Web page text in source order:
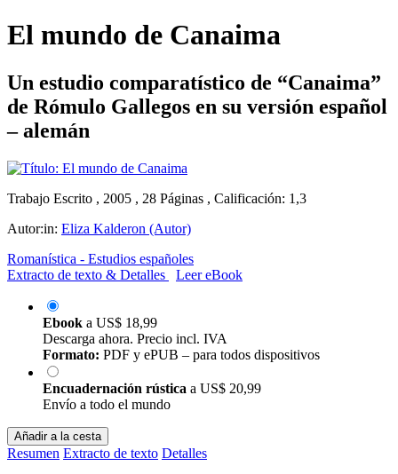
El mundo de Canaima
Un estudio comparatístico de “Canaima”
de Rómulo Gallegos en su versión español
– alemán
Trabajo Escrito , 2005 , 28 Páginas , Calificación: 1,3
Autor:in: Eliza Kalderon (Autor)
Romanística - Estudios españoles
Extracto de texto & Detalles
Leer eBook
Ebook a US$ 18,99
Descarga ahora. Precio incl. IVA
Formato: PDF y ePUB – para todos dispositivos
Encuadernación rústica a US$ 20,99
Envío a todo el mundo
Añadir a la cesta
Resumen Extracto de texto Detalles